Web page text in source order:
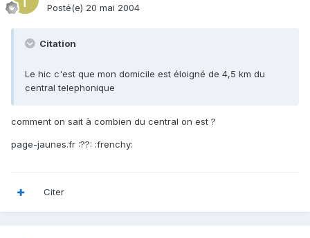
Posté(e) 20 mai 2004
Citation
Le hic c'est que mon domicile est éloigné de 4,5 km du
central telephonique
comment on sait à combien du central on est ?
page-jaunes.fr :??: :frenchy:
Citer